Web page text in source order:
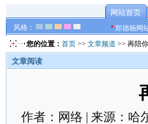
风格：
网站首页
郑德杨网
您的位置： 首页 >> 文章频道 >> 再陪
文章阅读
作者：网络 | 来源：哈